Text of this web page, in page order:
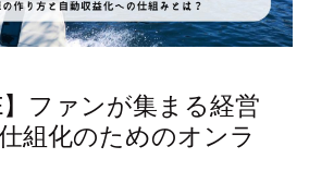
】ファンが集まる経営
組化のためのオンラ